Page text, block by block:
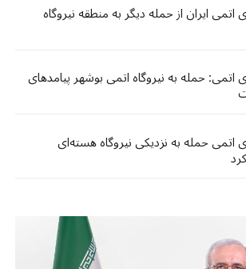
اتمی ایران از حمله دیگر به منطقه نیروگاه
اتمی: حمله به نیروگاه اتمی بوشهر پیامدهای
اتمی حمله به نزدیکی نیروگاه هسته‌ای